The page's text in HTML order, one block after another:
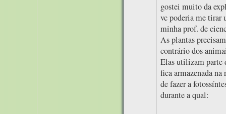
gostei muito da
vc poderia me tirar
minha prof. de
As plantas
contrário dos
Elas utilizam parte
fica armazenada
de fazer a
durante a qual: